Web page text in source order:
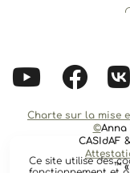
Charte sur la mise
©Anna
CASIdAF
™️
Ce site utilise des